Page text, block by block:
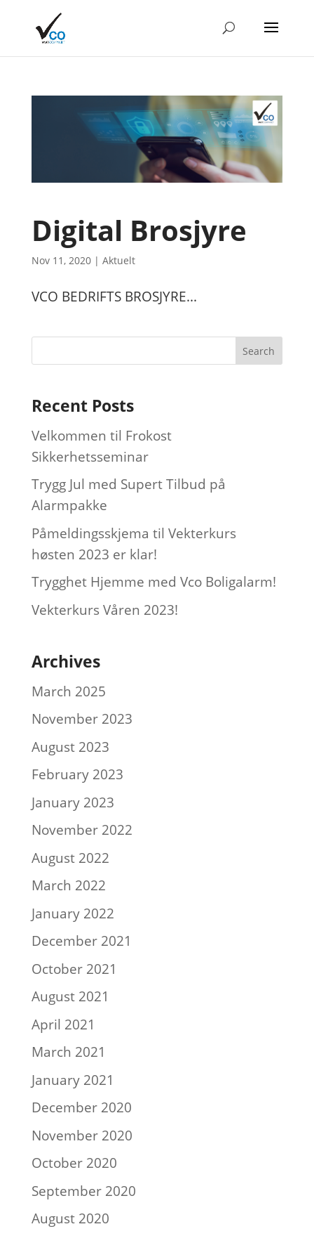
Digital Brosjyre
Nov 11, 2020| Aktuelt
VCO BEDRIFTS BROSJYRE...
Recent Posts
Velkommen til Frokost
Sikkerhetsseminar
Trygg Jul med Supert Tilbud på
Alarmpakke
Påmeldingsskjema til Vekterkurs
høsten 2023 er klar!
Trygghet Hjemme med Vco Boligalarm!
Vekterkurs Våren 2023!
Archives
March 2025
November 2023
August 2023
February 2023
January 2023
November 2022
August 2022
March 2022
January 2022
December 2021
October 2021
August 2021
April 2021
March 2021
January 2021
December 2020
November 2020
October 2020
September 2020
August 2020